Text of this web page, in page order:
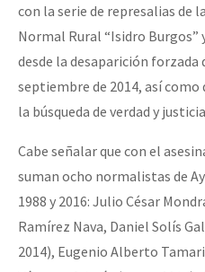
con la serie de represalias de
Normal Rural “Isidro Burgos”
desde la desaparición forzada
septiembre de 2014, así
la búsqueda de verdad y
Cabe señalar que con el
suman ocho normalistas de
1988 y 2016: Julio César
Ramírez Nava, Daniel Solís
2014), Eugenio Alberto